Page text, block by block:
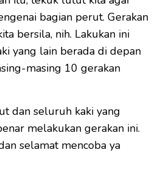
bagian perut. Gerakan
bersila, nih. Lakukan ini
yang lain berada di depan
masing 10 gerakan
dan seluruh kaki yang
melakukan gerakan ini.
selamat mencoba ya